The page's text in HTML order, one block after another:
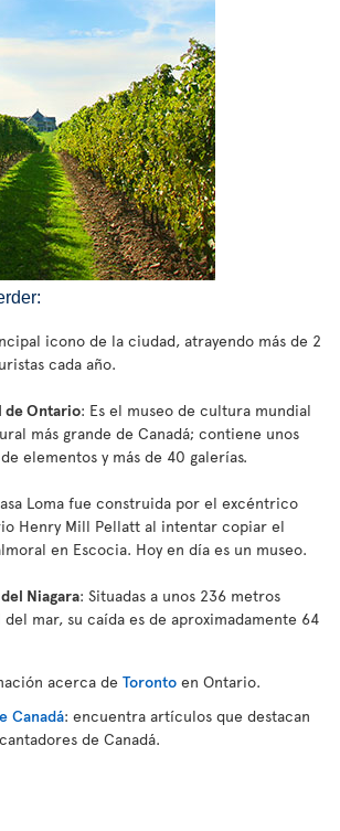
icono de la ciudad, atrayendo más de 2
cada año.
de Ontario: Es el museo de cultura mundial
más grande de Canadá; contiene unos
elementos y más de 40 galerías.
Loma fue construida por el excéntrico
Henry Mill Pellatt al intentar copiar el
en Escocia. Hoy en día es un museo.
Niagara: Situadas a unos 236 metros
mar, su caída es de aproximadamente 64
acerca de Toronto en Ontario.
Canadá: encuentra artículos que destacan
de Canadá.